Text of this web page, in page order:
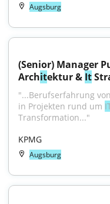
Augsburg
(Senior) Manager
Architektur & It
"...Berufserfahrung
in Projekten rund um
Transformation..."
KPMG
Augsburg